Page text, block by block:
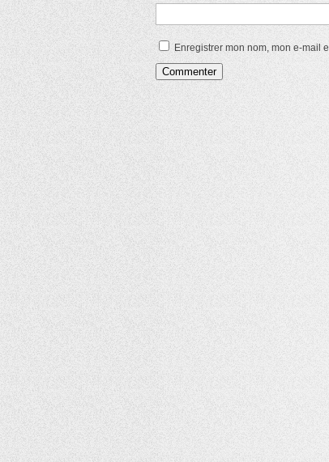
Enregistrer mon nom, mon e-mail